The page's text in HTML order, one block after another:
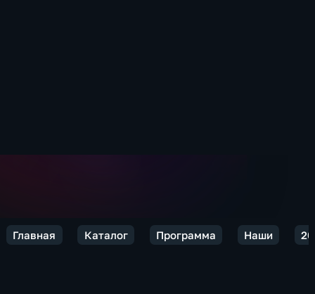
Главная Каталог Программа Наши